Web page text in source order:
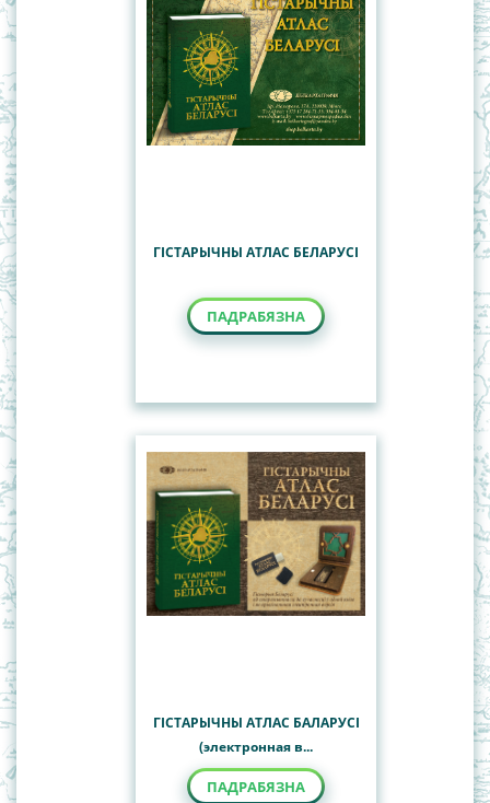
Карты для дзяцей
Карты паўшар'яў
Палітыка-адміністрацыйныя карты Рэспублікі
ГІСТАРЫЧНЫ АТЛАС БЕЛАРУСІ
ПАДРАБЯЗНА
ГIСТАРЫЧНЫ АТЛАС БАЛАРУСI
(электронная в...
ПАДРАБЯЗНА